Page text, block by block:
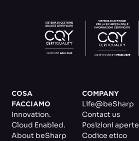
COSA
FACCIAMO
Innovation.
Cloud Enabled.
About beSharp
COMPANY
Life@beSharp
Contact us
Posizioni aperte
Codice etico